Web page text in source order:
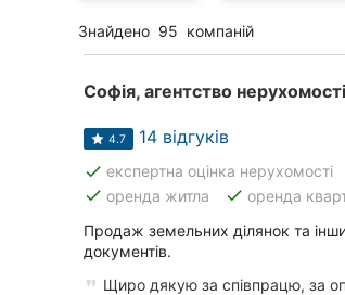
Ресторани
Стоматології
Всі рубрики
Всі міста:
Знайдено 95 компаній
Софія, агентство нерухомості
4.7 14 відгуків
done експертна оцінка нерухомості
done оренда житла done оренда
Продаж земельних ділянок та
документів.
Щиро дякую за співпрацю, за